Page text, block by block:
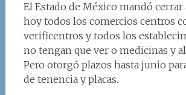
El Estado de México mandó cerrar
hoy todos los comercios centros
verificentros y todos los
no tengan que ver o medicinas y
Pero otorgó plazos hasta junio
de tenencia y placas.